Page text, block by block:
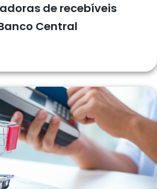
de recebíveis
Central